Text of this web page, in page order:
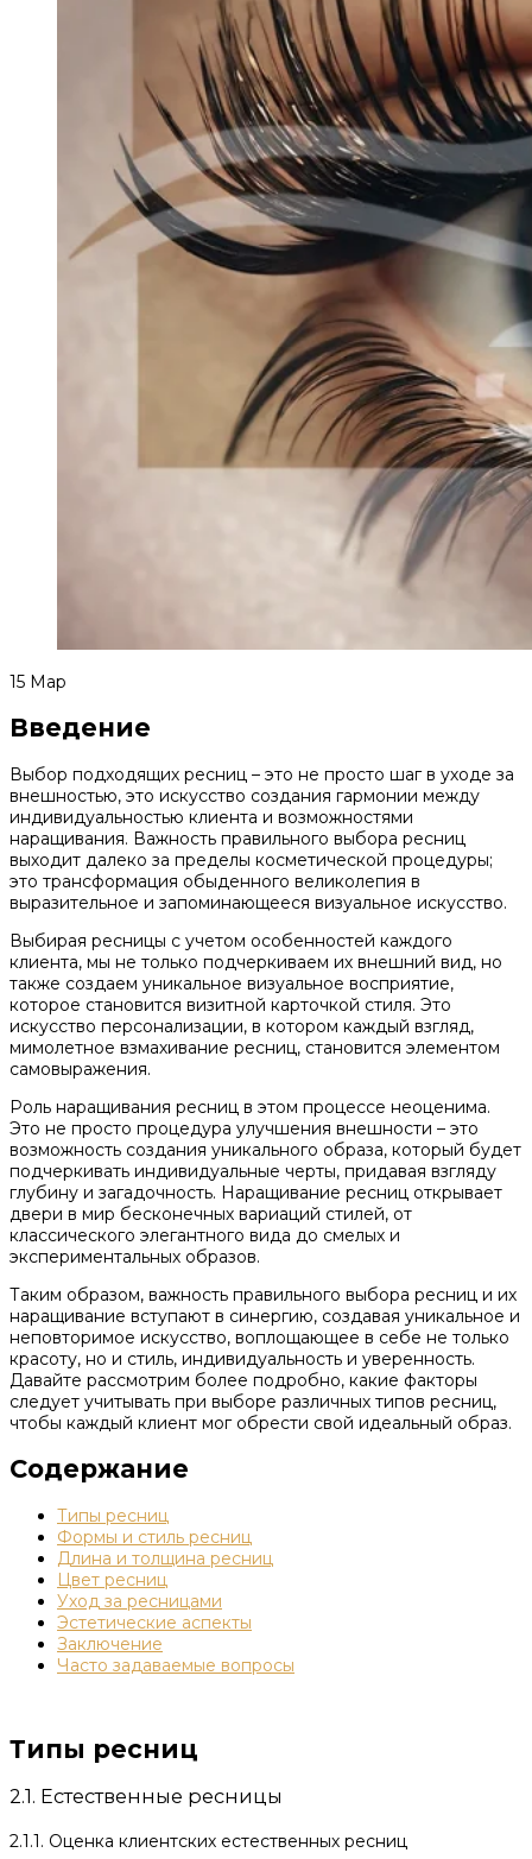
15 Мар
Введение
Выбор подходящих ресниц – это не просто шаг в уходе за
внешностью, это искусство создания гармонии между
индивидуальностью клиента и возможностями
наращивания. Важность правильного выбора ресниц
выходит далеко за пределы косметической процедуры;
это трансформация обыденного великолепия в
выразительное и запоминающееся визуальное искусство.
Выбирая ресницы с учетом особенностей каждого
клиента, мы не только подчеркиваем их внешний вид, но
также создаем уникальное визуальное восприятие,
которое становится визитной карточкой стиля. Это
искусство персонализации, в котором каждый взгляд,
мимолетное взмахивание ресниц, становится элементом
самовыражения.
Роль наращивания ресниц в этом процессе неоценима.
Это не просто процедура улучшения внешности – это
возможность создания уникального образа, который будет
подчеркивать индивидуальные черты, придавая взгляду
глубину и загадочность. Наращивание ресниц открывает
двери в мир бесконечных вариаций стилей, от
классического элегантного вида до смелых и
экспериментальных образов.
Таким образом, важность правильного выбора ресниц и их
наращивание вступают в синергию, создавая уникальное и
неповторимое искусство, воплощающее в себе не только
красоту, но и стиль, индивидуальность и уверенность.
Давайте рассмотрим более подробно, какие факторы
следует учитывать при выборе различных типов ресниц,
чтобы каждый клиент мог обрести свой идеальный образ.
Содержание
Типы ресниц
Формы и стиль ресниц
Длина и толщина ресниц
Цвет ресниц
Уход за ресницами
Эстетические аспекты
Заключение
Часто задаваемые вопросы
Типы ресниц
2.1. Естественные ресницы
2.1.1. Оценка клиентских естественных ресниц